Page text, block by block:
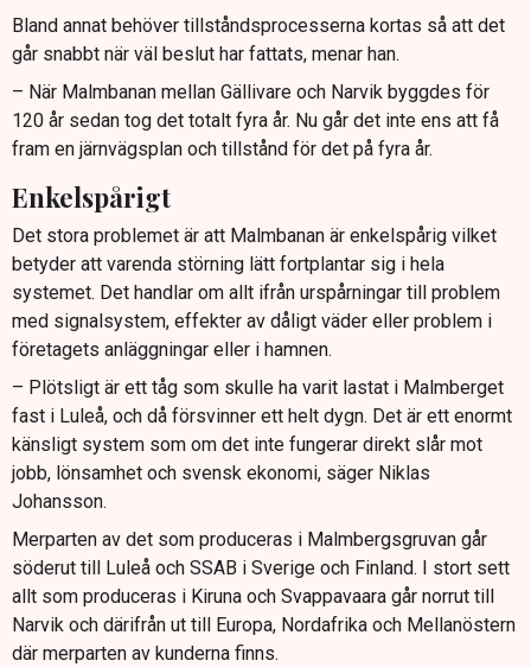
Bland annat behöver tillståndsprocesserna kortas så att det
går snabbt när väl beslut har fattats, menar han.
– När Malmbanan mellan Gällivare och Narvik byggdes för
120 år sedan tog det totalt fyra år. Nu går det inte ens att få
fram en järnvägsplan och tillstånd för det på fyra år.
Enkelspårigt
Det stora problemet är att Malmbanan är enkelspårig vilket
betyder att varenda störning lätt fortplantar sig i hela
systemet. Det handlar om allt ifrån urspårningar till problem
med signalsystem, effekter av dåligt väder eller problem i
företagets anläggningar eller i hamnen.
– Plötsligt är ett tåg som skulle ha varit lastat i Malmberget
fast i Luleå, och då försvinner ett helt dygn. Det är ett enormt
känsligt system som om det inte fungerar direkt slår mot
jobb, lönsamhet och svensk ekonomi, säger Niklas
Johansson.
Merparten av det som produceras i Malmbergsgruvan går
söderut till Luleå och SSAB i Sverige och Finland. I stort sett
allt som produceras i Kiruna och Svappavaara går norrut till
Narvik och därifrån ut till Europa, Nordafrika och Mellanöstern
där merparten av kunderna finns.